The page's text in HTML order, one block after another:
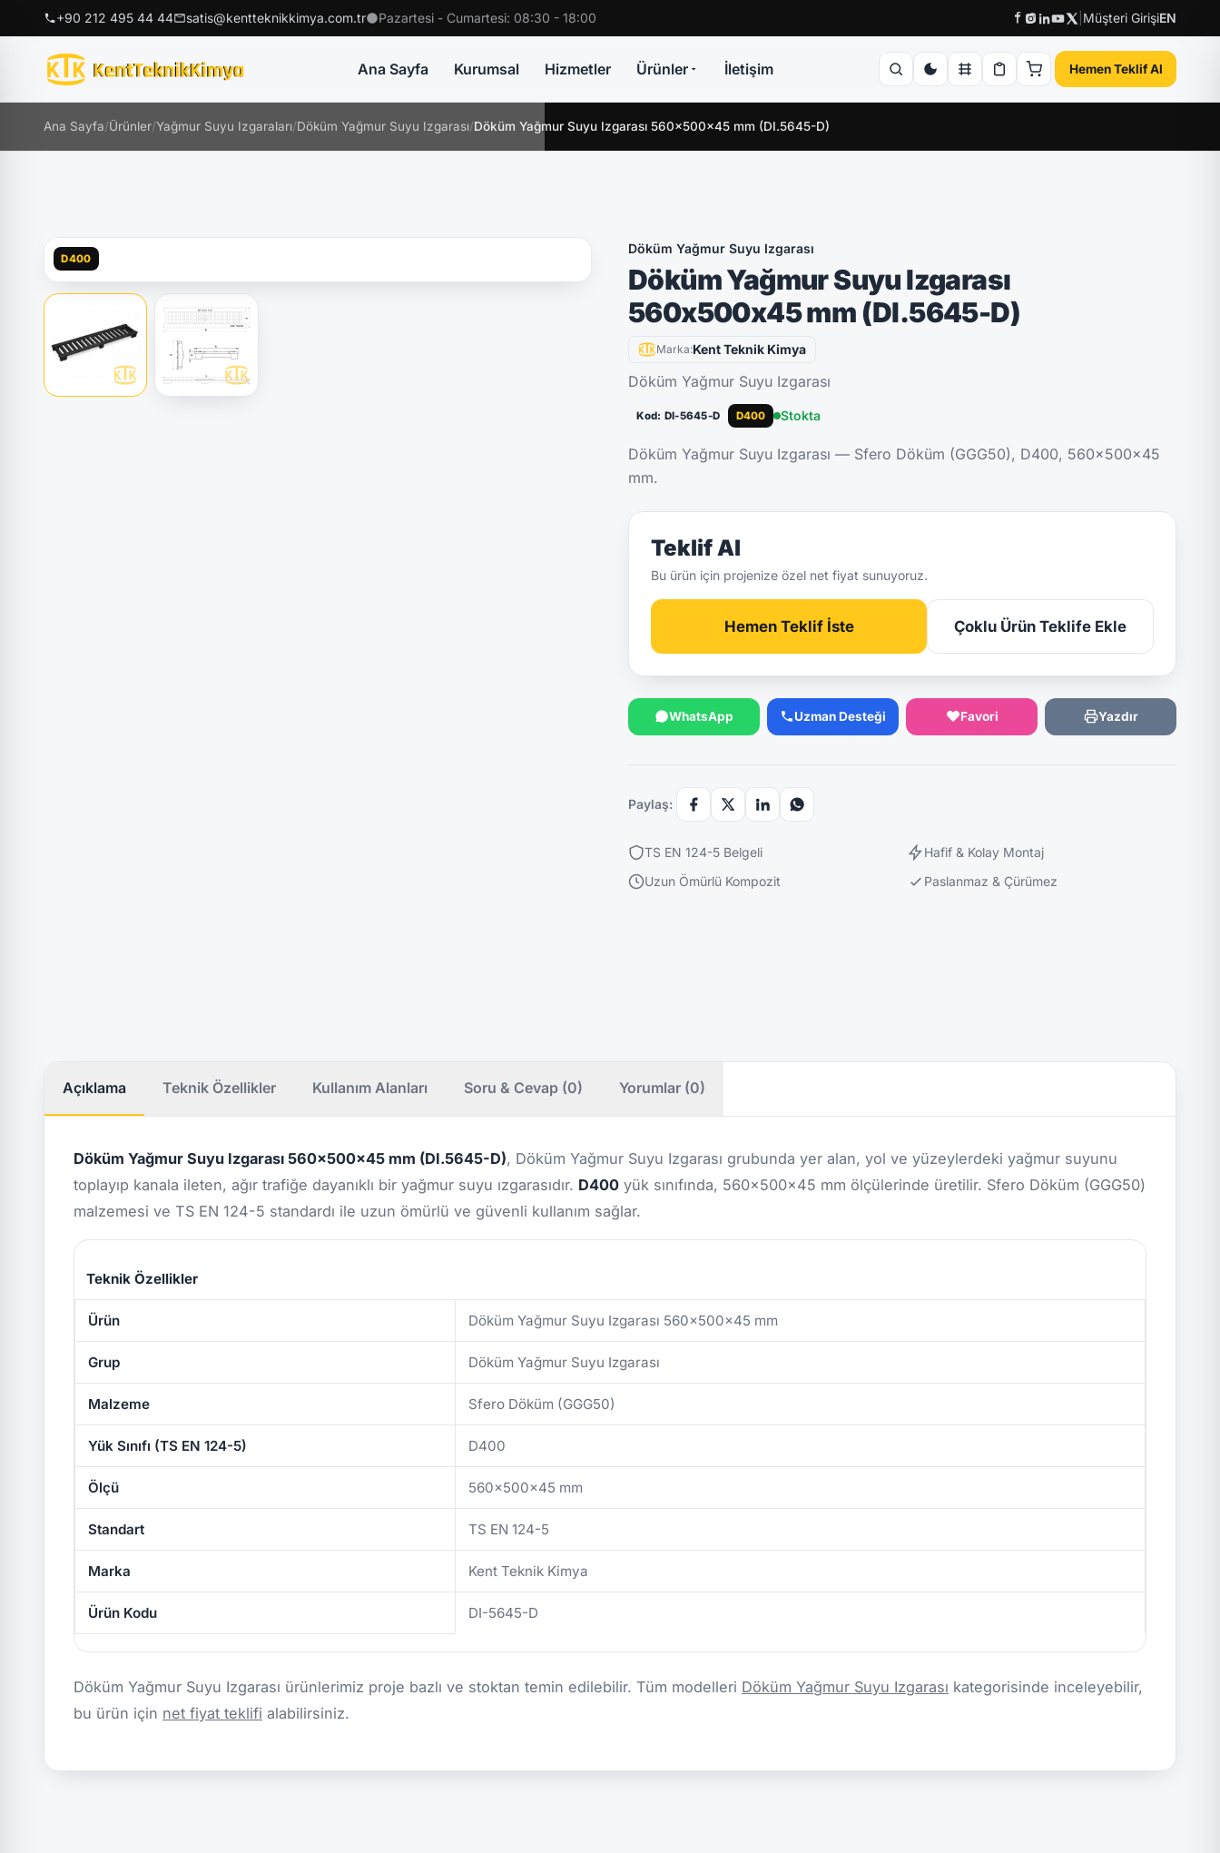
+90 212 495 44 44 satis@kentteknikkimya.com.tr Pazartesi - Cumartesi: 08:30 - 18:00 Müşteri GirişiEN
Ana Sayfa Kurumsal Hizmetler Ürünler İletişim Hemen Teklif Al
Ana Sayfa/Ürünler/Yağmur Suyu Izgaraları/Döküm Yağmur Suyu Izgarası/Döküm Yağmur Suyu Izgarası 560x500x45 mm (DI.5645-D)
D400
Döküm Yağmur Suyu Izgarası
Döküm Yağmur Suyu Izgarası
560x500x45 mm (DI.5645-D)
Marka:Kent Teknik Kimya
Döküm Yağmur Suyu Izgarası
Kod: DI-5645-D D400 Stokta
Döküm Yağmur Suyu Izgarası — Sfero Döküm (GGG50), D400, 560x500x45
mm.
Teklif Al
Bu ürün için projenize özel net fiyat sunuyoruz.
Hemen Teklif İste Çoklu Ürün Teklife Ekle
WhatsApp Uzman Desteği Favori Yazdır
Paylaş:
TS EN 124-5 Belgeli
Hafif & Kolay Montaj
Uzun Ömürlü Kompozit
Paslanmaz & Çürümez
Açıklama Teknik Özellikler Kullanım Alanları Soru & Cevap (0) Yorumlar (0)
Döküm Yağmur Suyu Izgarası 560x500x45 mm (DI.5645-D), Döküm Yağmur Suyu Izgarası grubunda yer alan, yol ve yüzeylerdeki yağmur suyunu
toplayıp kanala ileten, ağır trafiğe dayanıklı bir yağmur suyu ızgarasıdır. D400 yük sınıfında, 560x500x45 mm ölçülerinde üretilir. Sfero Döküm (GGG50)
malzemesi ve TS EN 124-5 standardı ile uzun ömürlü ve güvenli kullanım sağlar.
Teknik Özellikler
Ürün Döküm Yağmur Suyu Izgarası 560x500x45 mm
Grup Döküm Yağmur Suyu Izgarası
Malzeme Sfero Döküm (GGG50)
Yük Sınıfı (TS EN 124-5) D400
Ölçü 560x500x45 mm
Standart TS EN 124-5
Marka Kent Teknik Kimya
Ürün Kodu DI-5645-D
Döküm Yağmur Suyu Izgarası ürünlerimiz proje bazlı ve stoktan temin edilebilir. Tüm modelleri Döküm Yağmur Suyu Izgarası kategorisinde inceleyebilir,
bu ürün için net fiyat teklifi alabilirsiniz.